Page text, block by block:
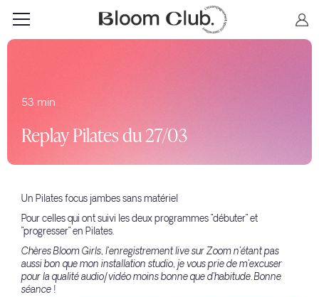
53 min
Replay Pilates du 27/03
Un Pilates focus jambes sans matériel
Pour celles qui ont suivi les deux programmes "débuter" et
"progresser" en Pilates.
Chères Bloom Girls, l'enregistrement live sur Zoom n'étant pas
aussi bon que mon installation studio, je vous prie de m'excuser
pour la qualité audio/vidéo moins bonne que d'habitude. Bonne
séance !